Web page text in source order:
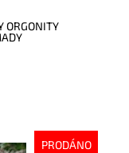
ORGONITY
PRODÁNO